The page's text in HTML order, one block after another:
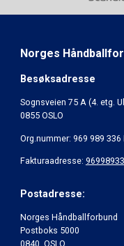
Norges
Besøksadresse
Sognsveien 75 A (4. etg.
0855 OSLO
Org.nummer: 969 989 336
Fakturaadresse:
Postadresse:
Norges Håndballforbund
Postboks 5000
0840 OSLO